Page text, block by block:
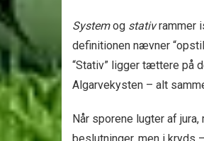
Systemog stativrammer
definitionen nævner
“Stativ” ligger tættere på
Algarvekysten – alt
Når sporene lugter af